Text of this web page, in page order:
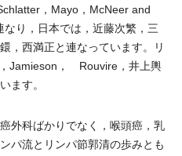
，Mayo，McNeer and
り，日本では，近藤次繁，三
，西満正と連なっています。リ
Jamieson， Rouvire，井上輿
ます。
外科ばかりでなく，喉頭癌，乳
パ流とリンパ節郭清の歩みとも